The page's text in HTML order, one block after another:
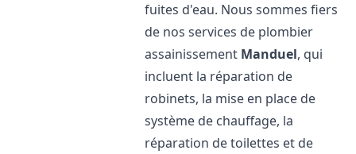
fuites d'eau. Nous sommes fiers
de nos services de plombier
assainissement Manduel, qui
incluent la réparation de
robinets, la mise en place de
système de chauffage, la
réparation de toilettes et de